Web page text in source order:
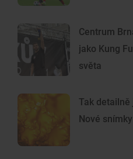
Centrum
jako Kung
světa
Tak
Nové